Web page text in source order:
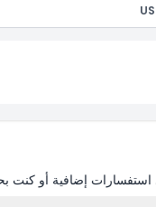
إضافية أو كنت